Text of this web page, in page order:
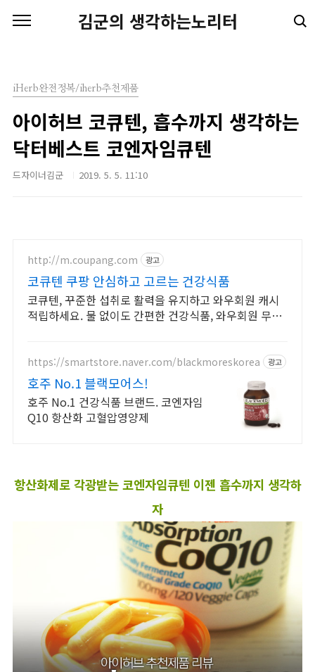
김군의 생각하는노리터
iHerb완전정복/iherb추천제품
아이허브 코큐텐, 흡수까지 생각하는
닥터베스트 코엔자임큐텐
드자이너김군 2019. 5. 5. 11:10
http://m.coupang.com 광고
코큐텐 쿠팡 안심하고 고르는 건강식품
코큐텐, 꾸준한 섭취로 활력을 유지하고 와우회원 캐시
적립하세요. 물 없이도 간편한 건강식품, 와우회원 무제
https://smartstore.naver.com/blackmoreskorea 광고
호주 No.1 블랙모어스!
호주 No.1 건강식품 브랜드. 코엔자임
Q10 항산화 고혈압영양제
항산화제로 각광받는 코엔자임큐텐 이젠 흡수까지 생각하
자